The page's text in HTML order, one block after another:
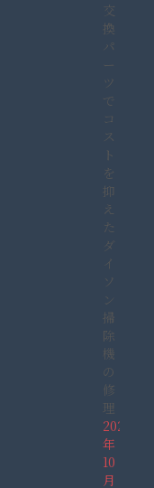
交
換
パ
ー
ツ
で
コ
ス
ト
を
抑
え
た
ダ
イ
ソ
ン
掃
除
機
の
修
理
2025
年
10
月